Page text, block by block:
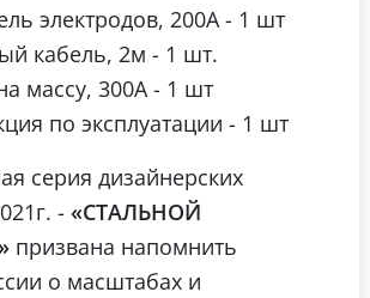
электродов, 200А - 1 шт
кабель, 2м - 1 шт.
массу, 300А - 1 шт
по эксплуатации - 1 шт
серия дизайнерских
- «СТАЛЬНОЙ
призвана напомнить
о масштабах и